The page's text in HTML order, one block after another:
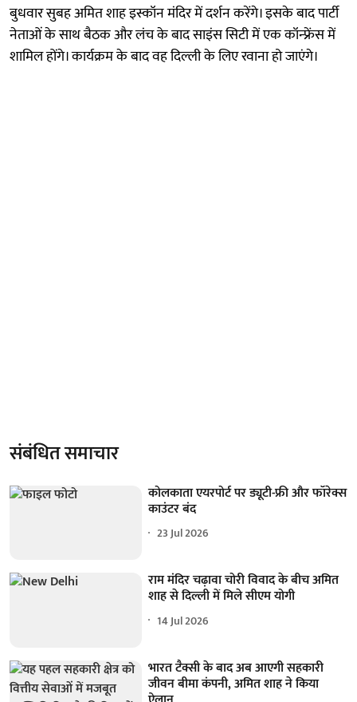
बुधवार सुबह अमित शाह इस्कॉन मंदिर में दर्शन करेंगे। इसके बाद पार्टी
नेताओं के साथ बैठक और लंच के बाद साइंस सिटी में एक कॉन्फ्रेंस में
शामिल होंगे। कार्यक्रम के बाद वह दिल्ली के लिए रवाना हो जाएंगे।
संबंधित समाचार
कोलकाता एयरपोर्ट पर ड्यूटी-फ्री और फॉरेक्स
काउंटर बंद
23 Jul 2026
राम मंदिर चढ़ावा चोरी विवाद के बीच अमित
शाह से दिल्ली में मिले सीएम योगी
14 Jul 2026
भारत टैक्सी के बाद अब आएगी सहकारी
जीवन बीमा कंपनी, अमित शाह ने किया